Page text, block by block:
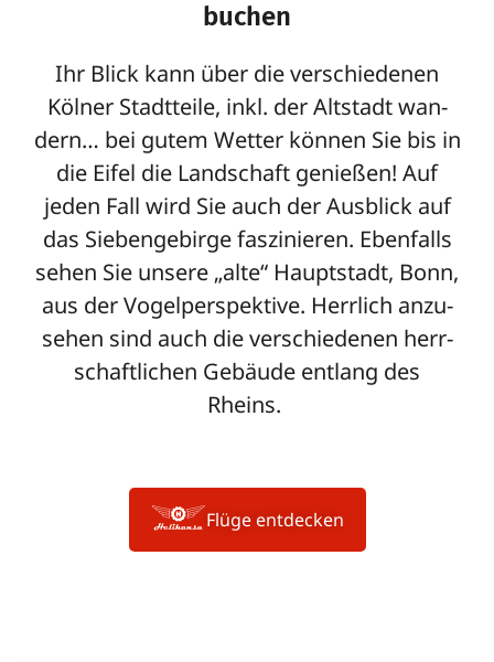
buchen
Ihr Blick kann über die ver­schie­denen
Kölner Stadt­teile, inkl. der Alt­stadt wan­
dern… bei gutem Wetter können Sie bis in
die Eifel die Land­schaft genießen! Auf
jeden Fall wird Sie auch der Aus­blick auf
das Sie­ben­ge­birge fas­zi­nieren. Eben­falls
sehen Sie unsere „alte“ Haupt­stadt, Bonn,
aus der Vogel­per­spek­tive. Herr­lich anzu­
sehen sind auch die ver­schie­denen herr­
schaft­li­chen Gebäude ent­lang des
Rheins.
Flüge ent­de­cken